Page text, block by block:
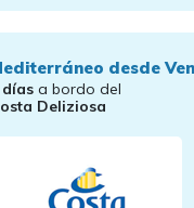
desde
a bordo del
Deliziosa